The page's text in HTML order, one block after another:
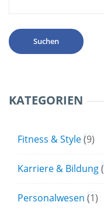
KATEGORIEN
Fitness & Style 9
Karriere & Bildung
Personalwesen 1